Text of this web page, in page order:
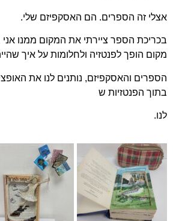
אצלי זה הספרים. הם האסקפיזם שלי.
בכריכת הספר ציירתי את המקום ממנו
מקום הופך לפנטזיה ולחלומות על איך
הספרים והאסקפיזם, נותנים לנו את
בתוך הפנטזיות ש
לנו.